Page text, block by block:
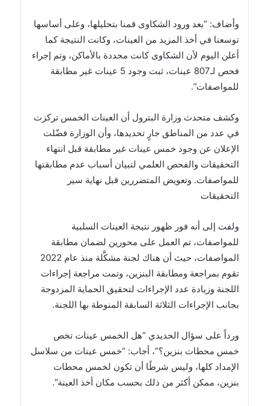
وأضاف: “بعد ورود الشكاوى قمنا بتحليلها، وعلى أساسها
توسعنا في أخذ المزيد من العينات، وكانت النتيجة كما
أعلن اليوم لأن الشكاوى كانت محددة بالأماكن، وتم إجراء
فحص لـ807 عينات، ثبت وجود 5 عينات غير مطابقة
للمواصفات”.
وكشف متحدث وزارة البترول أن العينات الخمس تركزت
في عدد من المناطق جارٍ تحديدها، وأن الوزارة فضّلت
الإعلان عن وجود خمس عينات غير مطابقة قبل انتهاء
التحقيقات والفحص العلمي لتبيان أسباب عدم مطابقتها
للمواصفات. وتعويض المتضررين قبل نهاية سير
التحقيقات
ولفت إلى أنه فور ظهور نتيجة العينات السلبية
للمواصفات، تم العمل على محورين لضمان مطابقة
المواصفات، حيث أن هناك لجنة مشكَّلة منذ عام 2022
تقوم بمراجعة ومطابقة البنزين، وتمت مراجعة إجراءات
اللجنة وزيادة عدد الإجراءات لتحقيق الحماية المزدوجة
بجانب الإجراءات الثلاثة السابقة المنوطة بها اللجنة.
ورداً على سؤال الحديدي “هل الخمس عينات تخص
خمس محطات بنزين؟”، أجاب: “خمس عينات من سلاسل
الإمداد كلها، وليس شرطًا أن تكون لخمس محطات
بنزين، ممكن أكثر من ذلك بحسب مكان أخذ العينة”.